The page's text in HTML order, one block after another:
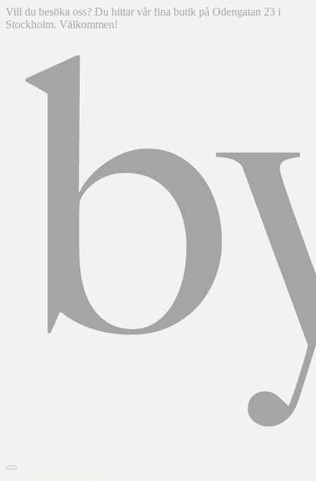
Vill du besöka oss? Du hittar vår fina butik på Odengatan 23 i
Stockholm. Välkommen!